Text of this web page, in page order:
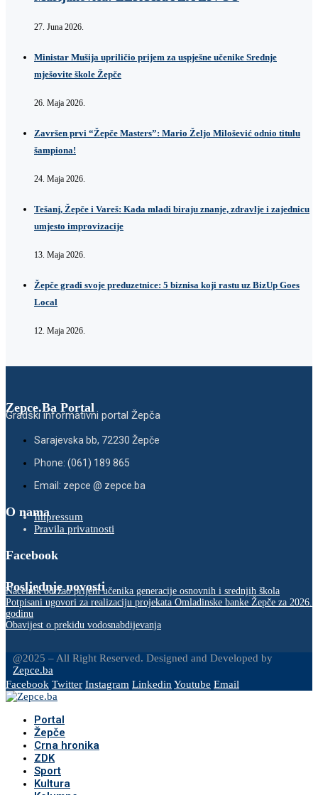
27. Juna 2026.
Ministar Mušija upriličio prijem za uspješne učenike Srednje
mješovite škole Žepče
26. Maja 2026.
Završen prvi “Žepče Masters”: Mario Željo Milošević odnio titulu
šampiona!
24. Maja 2026.
Tešanj, Žepče i Vareš: Kada mladi biraju znanje, zdravlje i zajednicu
umjesto improvizacije
13. Maja 2026.
Žepče gradi svoje preduzetnice: 5 biznisa koji rastu uz BizUp Goes
Local
12. Maja 2026.
Zepce.Ba Portal
Gradski informativni portal Žepča
Sarajevska bb, 72230 Žepče
Phone: (061) 189 865
Email: zepce @ zepce.ba
O namaImpressum
Pravila privatnosti
Facebook
Posljednje novosti
Načelnik održao prijem učenika generacije osnovnih i srednjih škola
Potpisani ugovori za realizaciju projekata Omladinske banke Žepče za 2026.
godinu
Obavijest o prekidu vodosnabdijevanja
@2025 – All Right Reserved. Designed and Developed by
Zepce.ba
Facebook Twitter Instagram Linkedin Youtube Email
Portal
Žepče
Crna hronika
ZDK
Sport
Kultura